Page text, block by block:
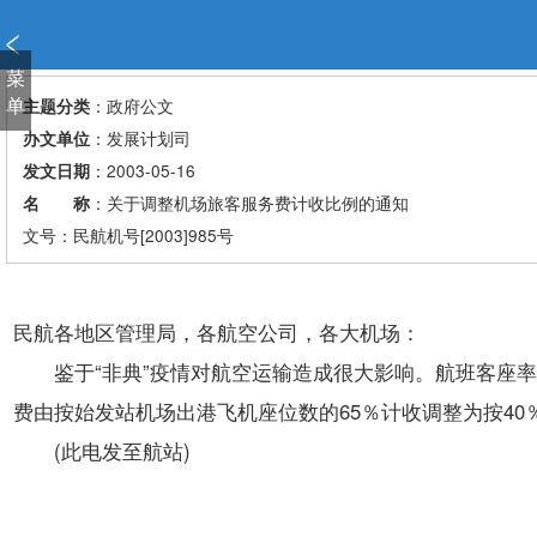
菜
单主题分类：政府公文
办文单位：发展计划司
发文日期：2003-05-16
名 称：关于调整机场旅客服务费计收比例的通知
文号：民航机号[2003]985号
民航各地区管理局，各航空公司，各大机场：
鉴于“非典”疫情对航空运输造成很大影响。航班客座
费由按始发站机场出港飞机座位数的65％计收调整为按
(此电发至航站)
窗
口
打
开
明
按
加
波